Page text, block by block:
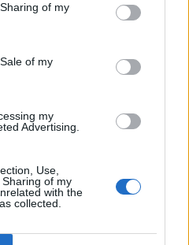
of my
of my
my
Advertising.
Use,
of my
with the
collected.
komt er nieuw
afstraffing: "Die
vader: bijzonder nieuws in
kwijt tijdens open dag
met autocue
de Champions